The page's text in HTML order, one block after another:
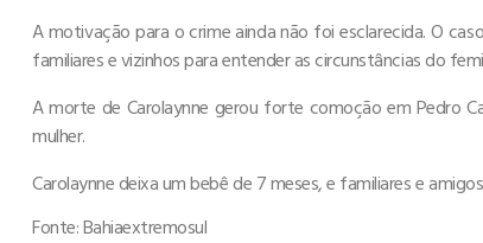
A motivação para o crime ainda não foi esclarecida. O
familiares e vizinhos para entender as circunstâncias do
A morte de Carolaynne gerou forte comoção em Pedro
mulher.
Carolaynne deixa um bebê de 7 meses, e familiares e
Fonte: Bahiaextremosul